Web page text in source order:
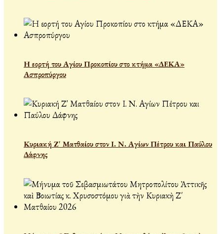
Η εορτή του Αγίου Προκοπίου στο κτήμα «ΔΕΚΑ»
Ασπροπύργου
Κυριακή Ζ' Ματθαίου στον Ι. Ν. Αγίων Πέτρου και Παύλου
Δάφνης